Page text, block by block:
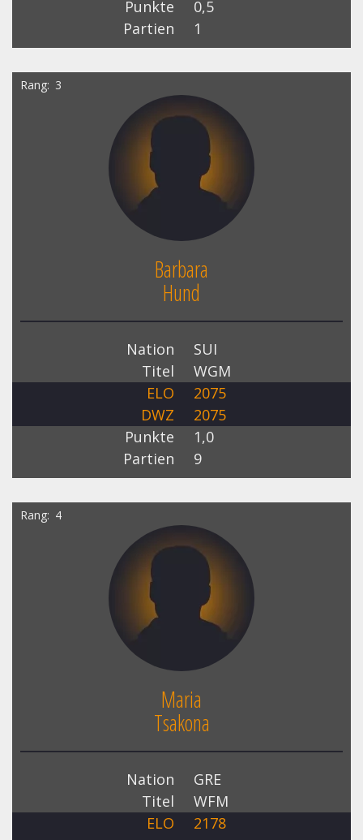
Punkte
0,5
Partien
1
Rang 3
Barbara
Hund
Nation
SUI
Titel
WGM
ELO
2075
DWZ
2075
Punkte
1,0
Partien
9
Rang 4
Maria
Tsakona
Nation
GRE
Titel
WFM
ELO
2178